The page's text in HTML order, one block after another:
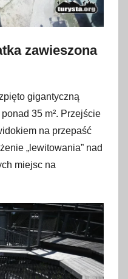
zawieszona
gigantyczną
35 m². Przejście
na przepaść
„lewitowania” nad
miejsc na